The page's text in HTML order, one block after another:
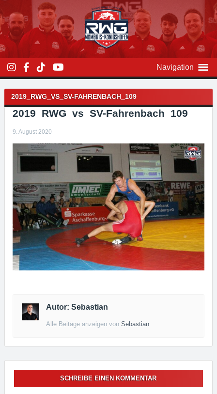
Inhalt
überspringen
Navigation
2019_RWG_VS_SV-FAHRENBACH_109
2019_RWG_vs_SV-Fahrenbach_109
9. August 2020
Autor: Sebastian
Alle Beitäge anzeigen vonSebastian
Beitragsnavigation
SCHREIBE EINEN KOMMENTAR